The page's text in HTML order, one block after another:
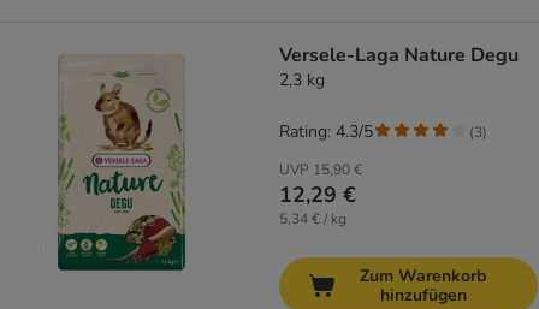
Versele-Laga Nature Degu
2,3 kg
UVP 15,90 €
12,29 €
5,34 € / kg
Rating: 4.3/5 (3)
Zum Warenkorb
hinzufügen